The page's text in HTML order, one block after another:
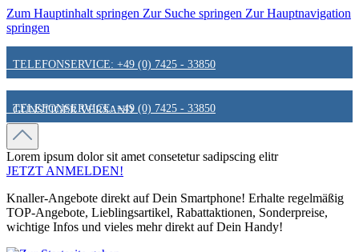
Zum Hauptinhalt springen Zur Suche springen Zur Hauptnavigation
springen
TELEFONSERVICE: +49 (0) 7425 - 33850
GÜNSTIGER VERSAND
FAIR & KUNDENORIENTIERT
HINWEIS ZU STATIONÄREN PREISEN
TELEFONSERVICE: +49 (0) 7425 - 33850
GÜNSTIGER VERSAND
FAIR & KUNDENORIENTIERT
HINWEIS ZU STATIONÄREN PREISEN
Lorem ipsum dolor sit amet consetetur sadipscing elitr
JETZT ANMELDEN!
Knaller-Angebote direkt auf Dein Smartphone! Erhalte regelmäßig
TOP-Angebote, Lieblingsartikel, Rabattaktionen, Sonderpreise,
wichtige Infos und vieles mehr direkt auf Dein Handy!